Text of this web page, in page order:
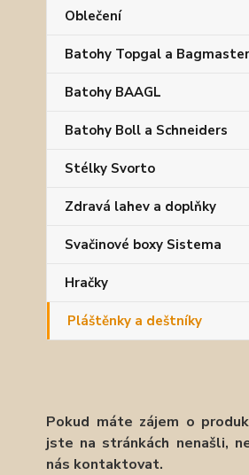
Oblečení
Batohy Topgal a Bagmaster
Batohy BAAGL
Batohy Boll a Schneiders
Stélky Svorto
Zdravá lahev a doplňky
Svačinové boxy Sistema
Hračky
Pláštěnky a deštníky
Pokud máte zájem o
jste na stránkách nenašli,
nás kontaktovat.